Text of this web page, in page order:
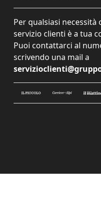
Per qualsiasi
servizio clienti è a tua
Puoi contattarci al
scrivendo una mail a